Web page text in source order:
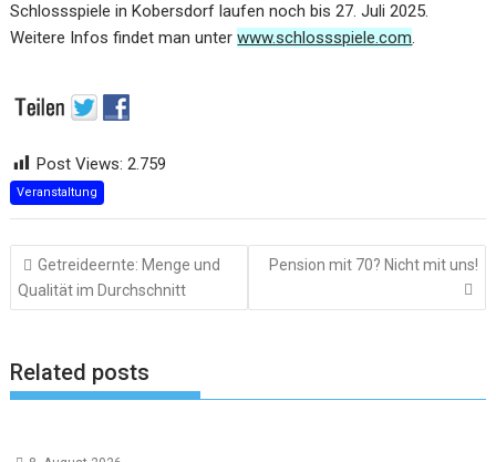
Schlossspiele in Kobersdorf laufen noch bis 27. Juli 2025.
Weitere Infos findet man unterwww.schlossspiele.com.
Post Views: 2.759
Veranstaltung
Beitragsnavigation
Getreideernte: Menge und
Qualität im Durchschnitt
Pension mit 70? Nicht mit uns!
Related posts